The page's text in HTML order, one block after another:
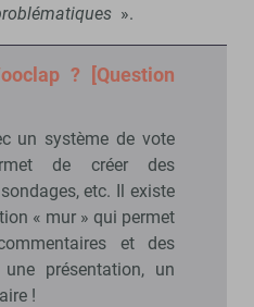
».
? [Question
un système de vote
de créer des
etc. Il existe
« mur » qui permet
et des
présentation, un
!